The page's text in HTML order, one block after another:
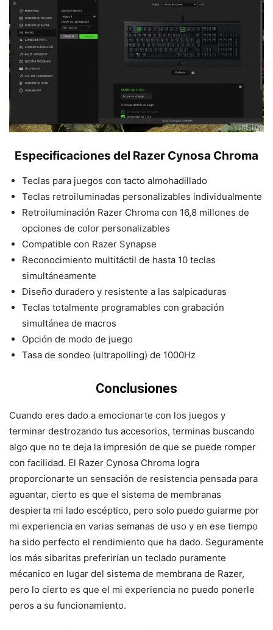
Especificaciones del Razer Cynosa Chroma
Teclas para juegos con tacto almohadillado
Teclas retroiluminadas personalizables individualmente
Retroiluminación Razer Chroma con 16,8 millones de
opciones de color personalizables
Compatible con Razer Synapse
Reconocimiento multitáctil de hasta 10 teclas
simultáneamente
Diseño duradero y resistente a las salpicaduras
Teclas totalmente programables con grabación
simultánea de macros
Opción de modo de juego
Tasa de sondeo (ultrapolling) de 1000Hz
Conclusiones
Cuando eres dado a emocionarte con los juegos y
terminar destrozando tus accesorios, terminas buscando
algo que no te deja la impresión de que se puede romper
con facilidad. El Razer Cynosa Chroma logra
proporcionarte un sensación de resistencia pensada para
aguantar, cierto es que el sistema de membranas
despierta mi lado escéptico, pero solo puedo guiarme por
mi experiencia en varias semanas de uso y en ese tiempo
ha sido perfecto el rendimiento que ha dado. Seguramente
los más sibaritas preferirían un teclado puramente
mécanico en lugar del sistema de membrana de Razer,
pero lo cierto es que el mi experiencia no puedo ponerle
peros a su funcionamiento.